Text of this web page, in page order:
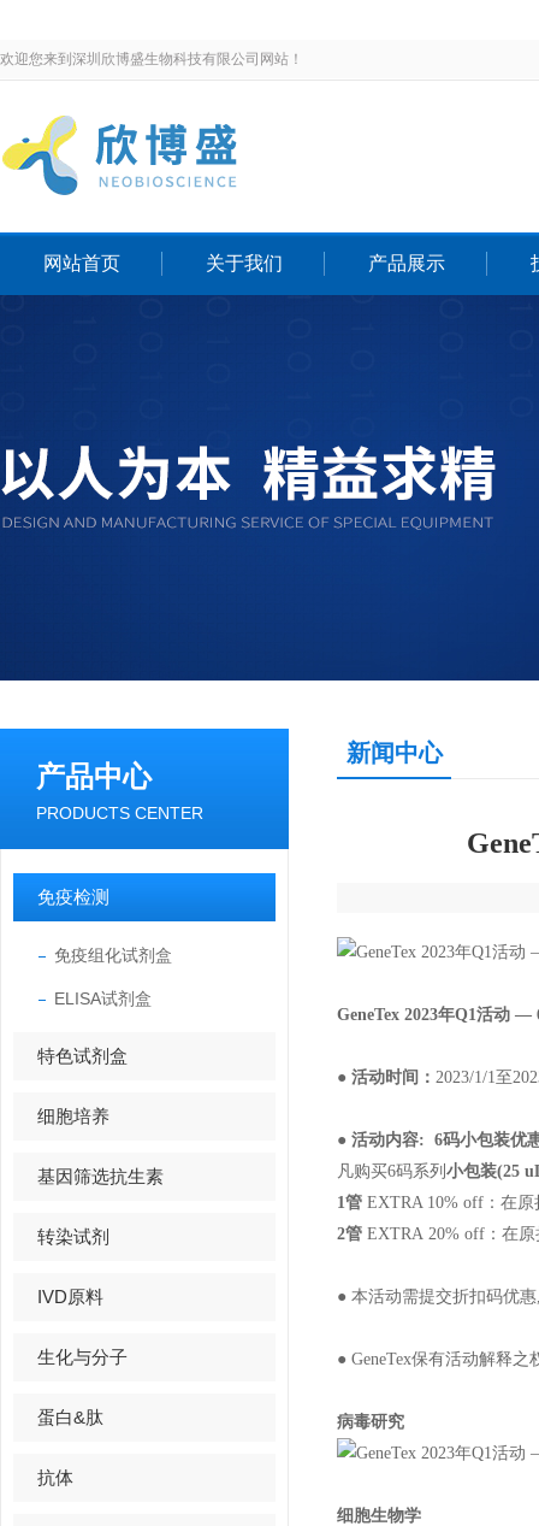
欢迎您来到深圳欣博盛生物科技有限公司网站！
网站首页 关于我们 产品展示
产品中心
PRODUCTS CENTER
免疫检测
免疫组化试剂盒
ELISA试剂盒
特色试剂盒
细胞培养
基因筛选抗生素
转染试剂
IVD原料
生化与分子
蛋白&肽
抗体
新闻中心
GeneTex 2023年Q1活动
● 活动时间： 2023/1/1至
● 活动内容: 6码小包装优
凡购买6码系列 小包装(25
1管 EXTRA 10% off：在
2管 EXTRA 20% off：在
● 本活动需提交折扣码优
● GeneTex保有活动解释之
病毒研究
细胞生物学